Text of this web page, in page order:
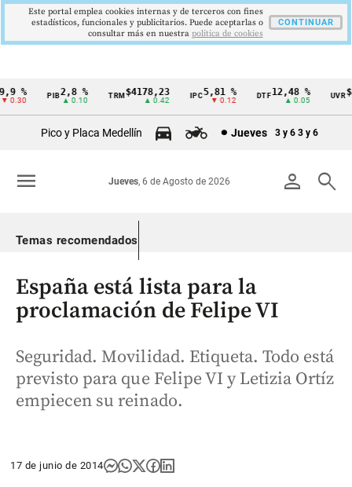
Cintillo
Colombia
% PIB2,8 %
▲ 0.10
TRM$4178,23
▲ 0.42
IPC5,81 %
▼ 0.12
DTF12,48 %
▲ 0.05
UVR
Pico y Placa Medellín Jueves 3 y 6 3 y 6
person search
Jueves, 6 de Agosto de 2026
menu
Temas recomendados
España está lista para la
proclamación de Felipe VI
Seguridad. Movilidad. Etiqueta. Todo está
previsto para que Felipe VI y Letizia Ortíz
empiecen su reinado.
17 de junio de 2014
Este portal emplea cookies internas y de terceros con fines
estadísticos, funcionales y publicitarios. Puede aceptarlas o
consultar más en nuestra politica de cookies
CONTINUAR